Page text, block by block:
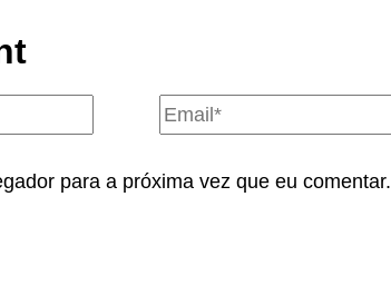
para a próxima vez que eu comentar.